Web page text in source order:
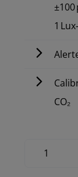
1
CO₂